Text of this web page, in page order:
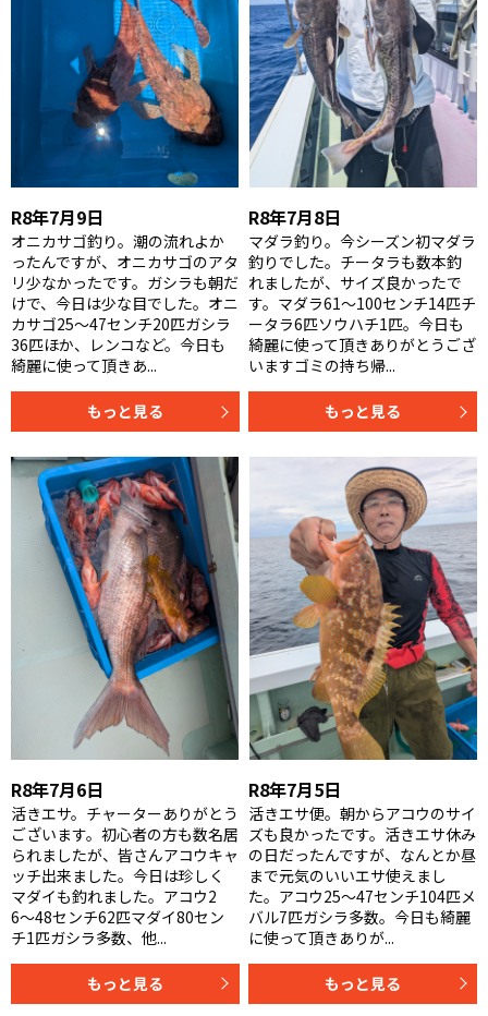
R8年7月9日
オニカサゴ釣り。潮の流れよか
ったんですが、オニカサゴのアタ
リ少なかったです。ガシラも朝だ
けで、今日は少な目でした。オニ
カサゴ25〜47センチ20匹ガシラ
36匹ほか、レンコなど。今日も
綺麗に使って頂きあ...
もっと見る
R8年7月8日
マダラ釣り。今シーズン初マダラ
釣りでした。チータラも数本釣
れましたが、サイズ良かったで
す。マダラ61〜100センチ14匹チ
ータラ6匹ソウハチ1匹。今日も
綺麗に使って頂きありがとうござ
いますゴミの持ち帰...
もっと見る
R8年7月6日
活きエサ。チャーターありがとう
ございます。初心者の方も数名居
られましたが、皆さんアコウキャ
ッチ出来ました。今日は珍しく
マダイも釣れました。アコウ2
6〜48センチ62匹マダイ80セン
チ1匹ガシラ多数、他...
もっと見る
R8年7月5日
活きエサ便。朝からアコウのサイ
ズも良かったです。活きエサ休み
の日だったんですが、なんとか昼
まで元気のいいエサ使えまし
た。アコウ25〜47センチ104匹メ
バル7匹ガシラ多数。今日も綺麗
に使って頂きありが...
もっと見る